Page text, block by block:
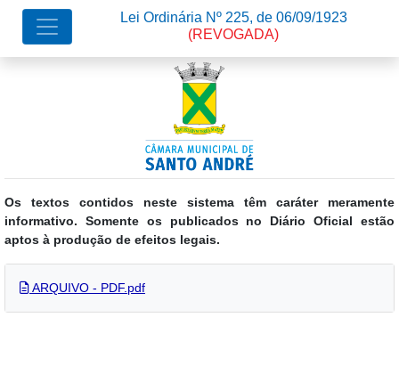
Os textos contidos neste sistema têm caráter meramente
informativo. Somente os publicados no Diário Oficial estão
aptos à produção de efeitos legais.
Lei Ordinária Nº 225, de 06/09/1923
(REVOGADA)
ARQUIVO - PDF.pdf